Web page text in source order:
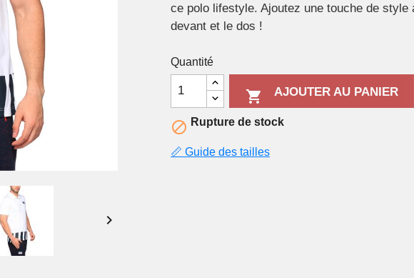

ce polo lifestyle. Ajoutez une touche de
devant et le dos !
Quantité
 AJOUTER AU PANIER
 Rupture de stock
📏 Guide des tailles